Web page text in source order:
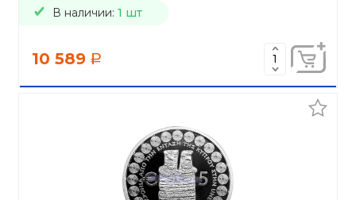
В наличии: 1 шт
10 589 a